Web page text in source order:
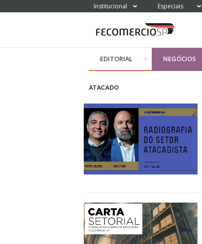
Institucional Especiais
EDITORIAL NEGÓCIOS
ATACADO